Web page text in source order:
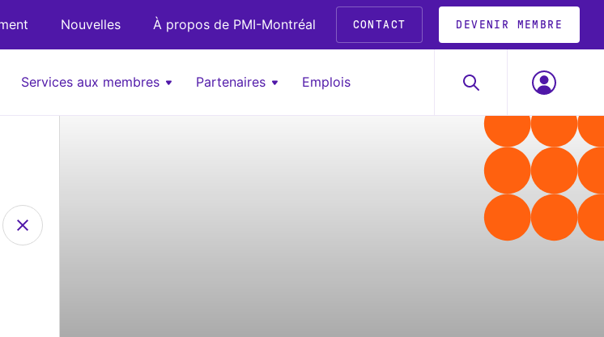
Nouvelles À propos de PMI-Montréal CONTACT DEVENIR MEMBRE
Services aux membres Partenaires Emplois